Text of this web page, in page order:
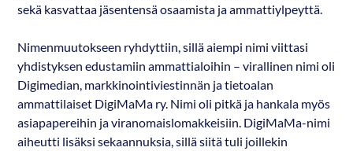
sekä kasvattaa jäsentensä osaamista ja ammattiylpeyttä.
Nimenmuutokseen ryhdyttiin, sillä aiempi nimi viittasi
yhdistyksen edustamiin ammattialoihin – virallinen nimi oli
Digimedian, markkinointiviestinnän ja tietoalan
ammattilaiset DigiMaMa ry. Nimi oli pitkä ja hankala myös
asiapapereihin ja viranomaislomakkeisiin. DigiMaMa-nimi
aiheutti lisäksi sekaannuksia, sillä siitä tuli joillekin